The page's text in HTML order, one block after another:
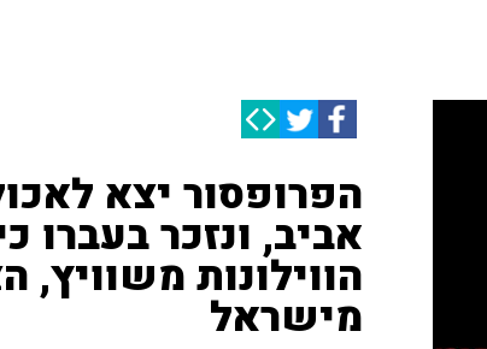
הפרופסור יצא
אביב, ונזכר בעברו
הווילונות
מישראל